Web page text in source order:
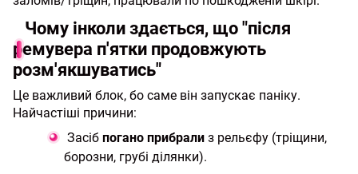
Чому інколи здається, що "після
ремувера п'ятки продовжують
розм'якшуватись"
Це важливий блок, бо саме він запускає паніку.
Найчастіші причини:
Засіб погано прибрали з рельєфу (тріщини,
борозни, грубі ділянки).